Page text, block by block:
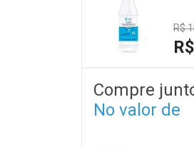
R$
Compre
No valor de